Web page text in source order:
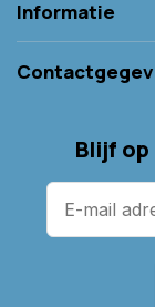
Informatie
Blijf